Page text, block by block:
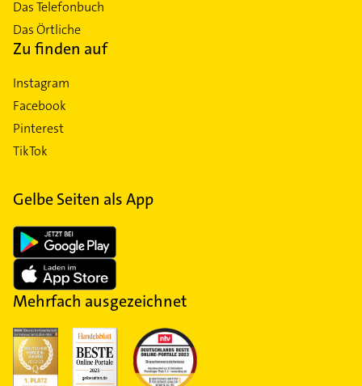
Das Telefonbuch
Das Örtliche
Zu finden auf
Instagram
Facebook
Pinterest
TikTok
Gelbe Seiten als App
Mehrfach ausgezeichnet